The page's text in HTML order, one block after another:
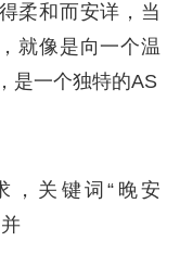
柔和而安详，当
就像是向一个温
是一个独特的AS
，关键词“晚安